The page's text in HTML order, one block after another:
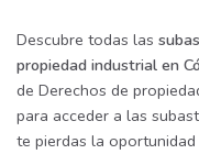
Descubre todas las
propiedad industrial en
de Derechos de
para acceder a las
te pierdas la